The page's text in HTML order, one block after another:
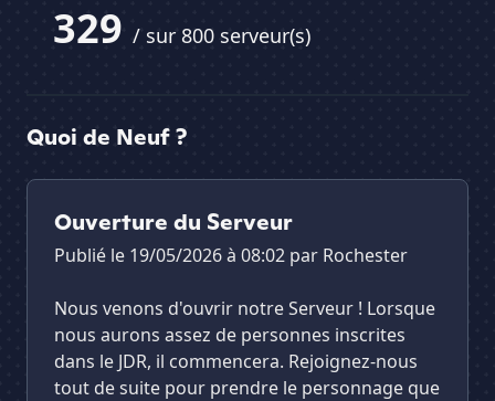
329 / sur 800 serveur(s)
Quoi de Neuf ?
Ouverture du Serveur
Publié le 19/05/2026 à 08:02 par Rochester
Nous venons d'ouvrir notre Serveur ! Lorsque
nous aurons assez de personnes inscrites
dans le JDR, il commencera. Rejoignez-nous
tout de suite pour prendre le personnage que